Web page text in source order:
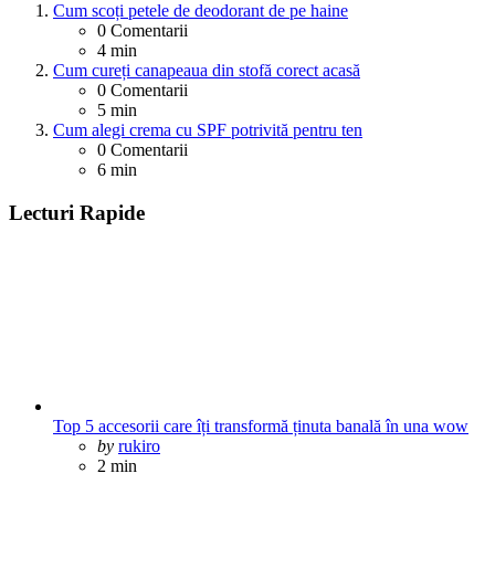
Cum scoți petele de deodorant de pe haine
0 Comentarii
4 min
Cum cureți canapeaua din stofă corect acasă
0 Comentarii
5 min
Cum alegi crema cu SPF potrivită pentru ten
0 Comentarii
6 min
Lecturi Rapide
Top 5 accesorii care îți transformă ținuta banală în una wow
Posted
by rukiro
2 min